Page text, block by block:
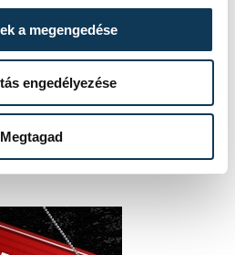
a megengedése
engedélyezése
Megtagad